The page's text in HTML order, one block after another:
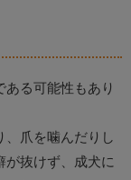
る可能性もあり
爪を噛んだりし
抜けず、成犬に